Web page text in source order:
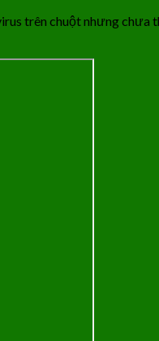
trên chuột nhưng